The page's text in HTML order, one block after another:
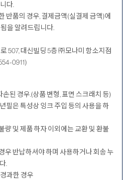
다.
반품의 경우, 결제금액(실결제 금액)에
을 알려드립니다.
507, 대신빌딩 5층 ㈜모나미 항소지점
0911)
된 경우.(상품 변형, 표면 스크래치 등)
필은 특성상 잉크 주입 등의 사용을 하
량 및 제품 하자 이외에는 교환 및 환불
우 반납하셔야 하며 사용하거나 회송 누
.
과한 경우